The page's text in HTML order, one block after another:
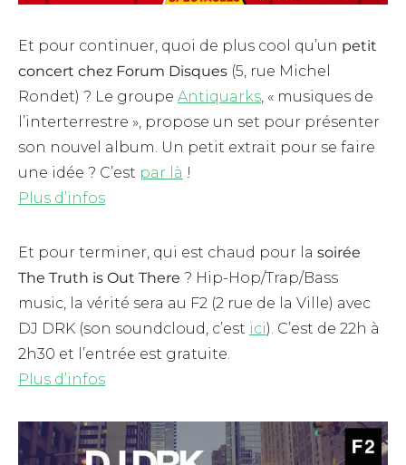
Et pour continuer, quoi de plus cool qu’un petit
concert chez Forum Disques (5, rue Michel
Rondet) ? Le groupe Antiquarks, « musiques de
l’interterrestre », propose un set pour présenter
son nouvel album. Un petit extrait pour se faire
une idée ? C’est par là !
Plus d’infos
Et pour terminer, qui est chaud pour la soirée
The Truth is Out There ? Hip-Hop/Trap/Bass
music, la vérité sera au F2 (2 rue de la Ville) avec
DJ DRK (son soundcloud, c’est ici). C’est de 22h à
2h30 et l’entrée est gratuite.
Plus d’infos